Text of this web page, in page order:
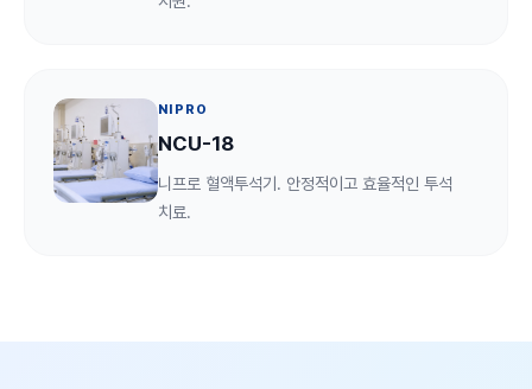
NIPRO
NCU-18
니프로 혈액투석기. 안정적이고 효율적인 투석
치료.